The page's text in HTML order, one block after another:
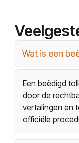
Wat is een
Een beëdigd
door de
vertalingen en
officiële